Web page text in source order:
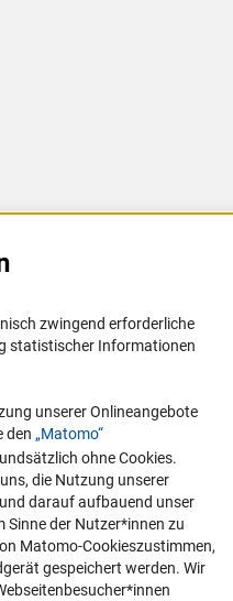
in Ihr Mailpostfach oder
zwingend erforderliche
statistischer Informationen
unserer Onlineangebote
den „Matomo“
ohne Cookies.
die Nutzung unserer
darauf aufbauend unser
Sinne der Nutzer*innen zu
Matomo-Cookieszustimmen,
gespeichert werden. Wir